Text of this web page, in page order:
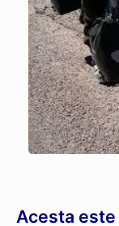
Acesta